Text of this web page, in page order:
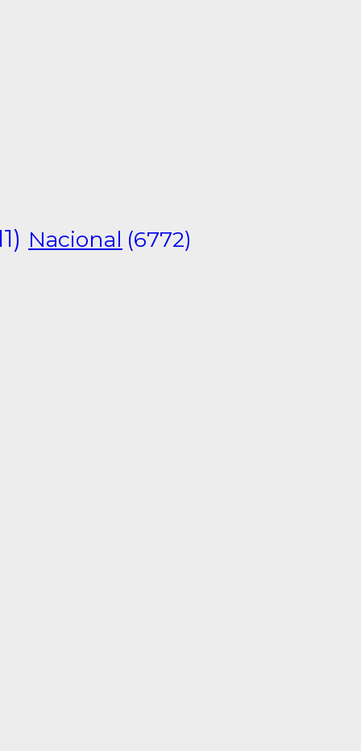
Nacional (6772)